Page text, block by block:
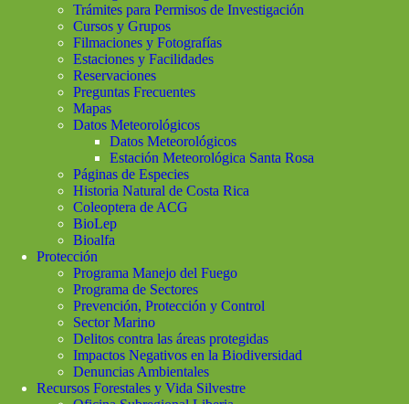
Trámites para Permisos de Investigación
Cursos y Grupos
Filmaciones y Fotografías
Estaciones y Facilidades
Reservaciones
Preguntas Frecuentes
Mapas
Datos Meteorológicos
Datos Meteorológicos
Estación Meteorológica Santa Rosa
Páginas de Especies
Historia Natural de Costa Rica
Coleoptera de ACG
BioLep
Bioalfa
Protección
Programa Manejo del Fuego
Programa de Sectores
Prevención, Protección y Control
Sector Marino
Delitos contra las áreas protegidas
Impactos Negativos en la Biodiversidad
Denuncias Ambientales
Recursos Forestales y Vida Silvestre